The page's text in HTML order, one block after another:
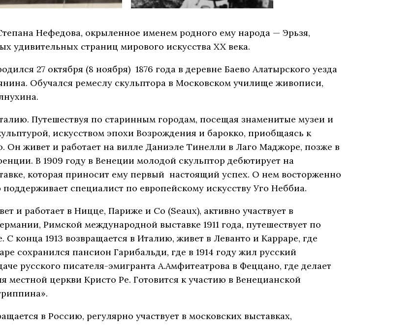
Нефедова, окрыленное именем родного ему народа — Эрьзя,
удивительных страниц мирового искусства XX века.
27 октября (8 ноября) 1876 года в деревне Баево Алатырского уезда
Обучался ремеслу скульптора в Московском училище живописи,
Путешествуя по старинным городам, посещая знаменитые музеи и
искусством эпохи Возрождения и барокко, приобщаясь к
Он живет и работает на вилле Даниэле Тинелли в Лаго Маджоре, позже в
В 1909 году в Венеции молодой скульптор дебютирует на
которая приносит ему первый настоящий успех. О нем восторженно
специалист по европейскому искусству Уго Неббиа.
и работает в Ницце, Париже и Со (Seaux), активно участвует в
Римской международной выставке 1911 года, путешествует по
конца 1913 возвращается в Италию, живет в Леванто и Карраре, где
сохранился пансион Гарибальди, где в 1914 году жил русский
русского писателя-эмигранта А.Амфитеатрова в Феццано, где делает
местной церкви Кристо Ре. Готовится к участию в Венецианской
в Россию, регулярно участвует в московских выставках,